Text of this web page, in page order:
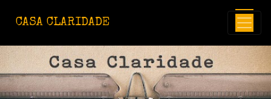
CASA CLARIDADE